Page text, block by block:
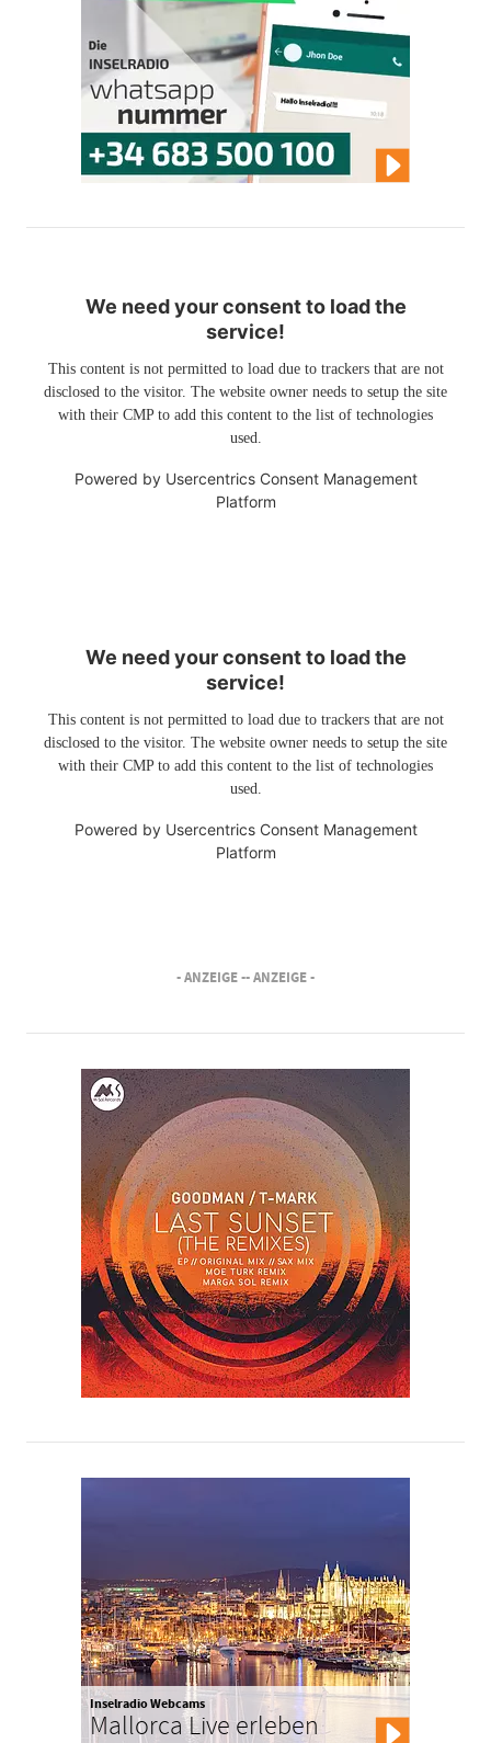
We need your consent to load the
service!
This content is not permitted to load due to trackers that are not
disclosed to the visitor. The website owner needs to setup the site
with their CMP to add this content to the list of technologies
used.
Powered by Usercentrics Consent Management
Platform
We need your consent to load the
service!
This content is not permitted to load due to trackers that are not
disclosed to the visitor. The website owner needs to setup the site
with their CMP to add this content to the list of technologies
used.
Powered by Usercentrics Consent Management
Platform
- ANZEIGE -- ANZEIGE -
Inselradio Webcams
Mallorca Live erleben